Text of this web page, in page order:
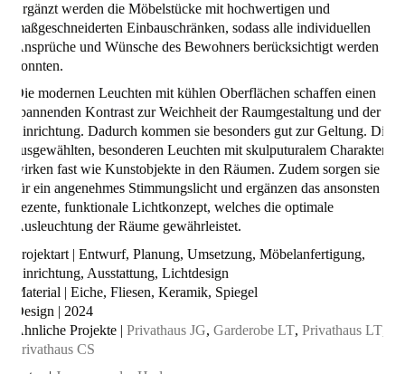
Ergänzt werden die Möbelstücke mit hochwertigen und
maßgeschneiderten Einbauschränken, sodass alle individuellen
Ansprüche und Wünsche des Bewohners berücksichtigt werden
konnten.
Die modernen Leuchten mit kühlen Oberflächen schaffen einen
spannenden Kontrast zur Weichheit der Raumgestaltung und der
Einrichtung. Dadurch kommen sie besonders gut zur Geltung. Die
ausgewählten, besonderen Leuchten mit skulputuralem Charakter
wirken fast wie Kunstobjekte in den Räumen. Zudem sorgen sie
für ein angenehmes Stimmungslicht und ergänzen das ansonsten
dezente, funktionale Lichtkonzept, welches die optimale
Ausleuchtung der Räume gewährleistet.
Projektart | Entwurf, Planung, Umsetzung, Möbelanfertigung,
Einrichtung, Ausstattung, Lichtdesign
Material | Eiche, Fliesen, Keramik, Spiegel
Design | 2024
Ähnliche Projekte | Privathaus JG, Garderobe LT, Privathaus LT
Privathaus CS